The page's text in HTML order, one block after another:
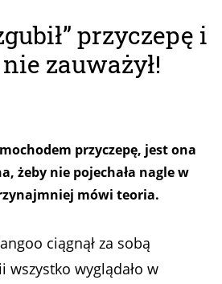
przyczepę i
zauważył!
przyczepę, jest ona
żeby nie pojechała nagle w
mówi teoria.
ciągnął za sobą
wszystko wyglądało w